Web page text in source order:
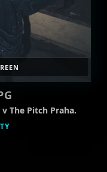
The Pitch Praha.